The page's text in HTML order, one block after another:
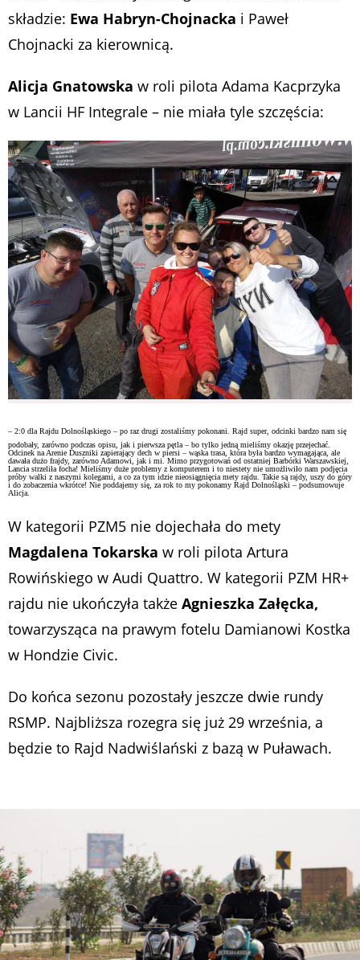
składzie: Ewa Habryn-Chojnacka i Paweł
Chojnacki za kierownicą.
Alicja Gnatowska w roli pilota Adama Kacprzyka
w Lancii HF Integrale – nie miała tyle szczęścia:
– 2:0 dla Rajdu Dolnośląskiego – po raz drugi zostaliśmy pokonani. Rajd super, odcinki bardzo nam się
podobały, zarówno podczas opisu, jak i pierwsza pętla – bo tylko jedną mieliśmy okazję przejechać.
Odcinek na Arenie Duszniki zapierający dech w piersi – wąska trasa, która była bardzo wymagająca, ale
dawała dużo frajdy, zarówno Adamowi, jak i mi. Mimo przygotowań od ostatniej Barbórki Warszawskiej,
Lancia strzeliła focha! Mieliśmy duże problemy z komputerem i to niestety nie umożliwiło nam podjęcia
próby walki z naszymi kolegami, a co za tym idzie nieosiągnięcia mety rajdu. Takie są rajdy, uszy do góry
i do zobaczenia wkrótce! Nie poddajemy się, za rok to my pokonamy Rajd Dolnośląski – podsumowuje
Alicja.
W kategorii PZM5 nie dojechała do mety
Magdalena Tokarska w roli pilota Artura
Rowińskiego w Audi Quattro. W kategorii PZM HR+
rajdu nie ukończyła także Agnieszka Załęcka,
towarzysząca na prawym fotelu Damianowi Kostka
w Hondzie Civic.
Do końca sezonu pozostały jeszcze dwie rundy
RSMP. Najbliższa rozegra się już 29 września, a
będzie to Rajd Nadwiślański z bazą w Puławach.